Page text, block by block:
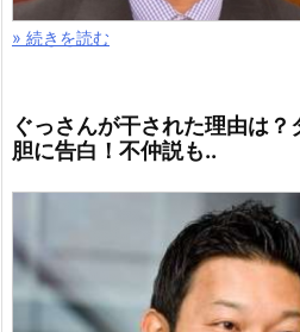
» 続きを読む
ぐっさんが干された理由は
胆に告白！不仲説も..